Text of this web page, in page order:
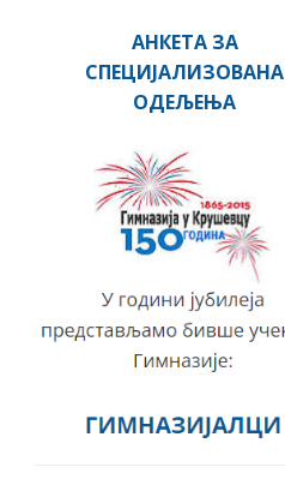
АНКЕТА ЗА
СПЕЦИЈАЛИЗОВАНА
ОДЕЉЕЊА